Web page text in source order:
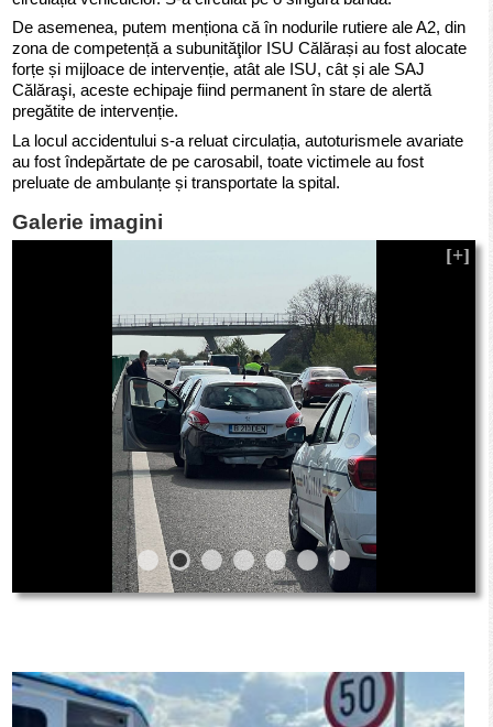
De asemenea, putem menționa că în nodurile rutiere ale A2, din
zona de competență a subunităţilor ISU Călărași au fost alocate
forțe și mijloace de intervenție, atât ale ISU, cât și ale SAJ
Călăraşi, aceste echipaje fiind permanent în stare de alertă
pregătite de intervenție.
La locul accidentului s-a reluat circulația, autoturismele avariate
au fost îndepărtate de pe carosabil, toate victimele au fost
preluate de ambulanțe și transportate la spital.
Galerie imagini